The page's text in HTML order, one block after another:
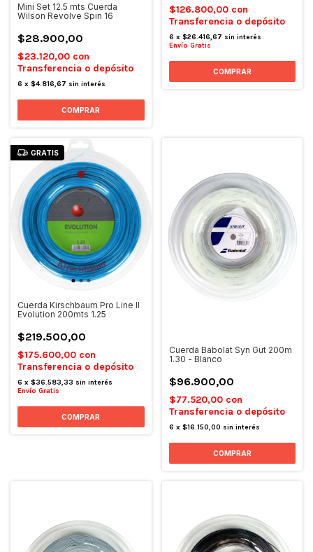
Mini Set 12.5 mts Cuerda
Wilson Revolve Spin 16
$28.900,00
$23.120,00 con
Transferencia o depósito
6 x $4.816,67 sin interés
$126.800,00 con
Transferencia o depósito
6 x $26.416,67 sin interés
Envío Gratis
GRATIS
Cuerda Kirschbaum Pro Line II
Evolution 200mts 1.25
$219.500,00
$175.600,00 con
Transferencia o depósito
6 x $36.583,33 sin interés
Envío Gratis
Cuerda Babolat Syn Gut 200m
1.30 - Blanco
$96.900,00
$77.520,00 con
Transferencia o depósito
6 x $16.150,00 sin interés